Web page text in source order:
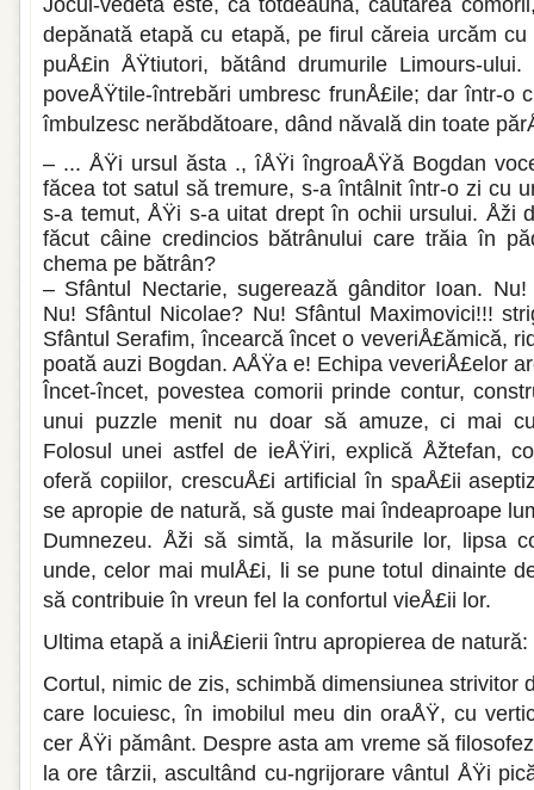
Jocul-vedetă este, ca totdeauna, căutarea
depănată eta­pă cu etapă, pe firul căreia urcăm
puÅ£in ÅŸtiutori, bătând drumuri­le Limours-
poveÅŸtile-întrebări umbresc frunÅ£ile; dar într-o
îmbulzesc nerăbdă­toare, dând năvală din toate
– ... ÅŸi ursul ăsta ., îÅŸi îngroaÅŸă Bogdan
făcea tot satul să tremure, s-a întâlnit într-o zi cu
s-a temut, ÅŸi s-a uitat drept în ochii ursului. Åži
fă­cut câine credincios bătrânului care trăia în
chema pe bătrân?
– Sfântul Nectarie, sugerează gânditor Ioan.
Nu! Sfântul Nicolae? Nu! Sfântul Maximovici!!!
Sfântul Serafim, în­cearcă încet o veveriÅ£ămică,
poată auzi Bogdan. AÅŸa e! Echipa veveriÅ£elor
Încet-încet, povestea comorii prinde con­tur,
unui puzzle menit nu doar să amuze, ci mai
Folosul unei astfel de ieÅŸiri, explică Åžtefan,
oferă copiilor, crescuÅ£i artificial în spaÅ£ii
se apropie de natură, să guste mai îndeaproape
Dumnezeu. Åži să simtă, la măsurile lor, lipsa
unde, celor mai mulÅ£i, li se pune totul dinainte
să contribuie în vreun fel la confortul vieÅ£ii lor.
Ultima etapă a iniÅ£ierii întru apropierea de
Cortul, nimic de zis, schimbă dimensi­unea strivitor
care locuiesc, în imobilul meu din oraÅŸ, cu
cer ÅŸi pământ. Despre asta am vreme să
la ore târzii, ascultând cu-ngrijorare vântul ÅŸi